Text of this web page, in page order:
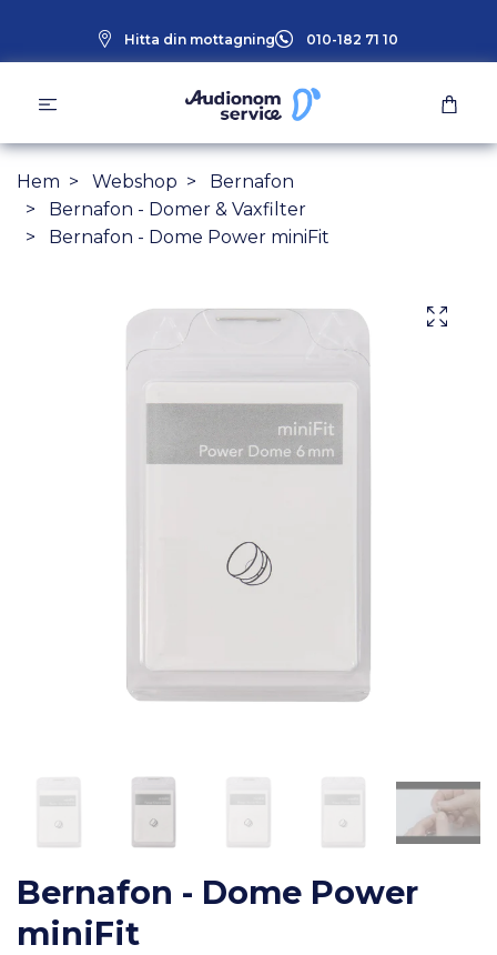
Hitta din mottagning 010-182 71 10
Hem Webshop
Bernafon
Bernafon - Domer & Vaxfilter
Bernafon - Dome Power miniFit
Bernafon - Dome Power
miniFit